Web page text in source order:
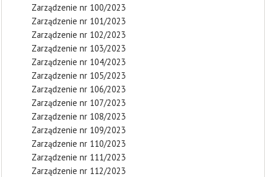
Zarządzenie nr 100/2023
Zarządzenie nr 101/2023
Zarządzenie nr 102/2023
Zarządzenie nr 103/2023
Zarządzenie nr 104/2023
Zarządzenie nr 105/2023
Zarządzenie nr 106/2023
Zarządzenie nr 107/2023
Zarządzenie nr 108/2023
Zarządzenie nr 109/2023
Zarządzenie nr 110/2023
Zarządzenie nr 111/2023
Zarządzenie nr 112/2023